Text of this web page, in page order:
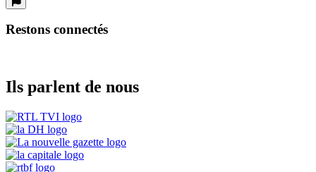
Restons connectés
Ils parlent de nous